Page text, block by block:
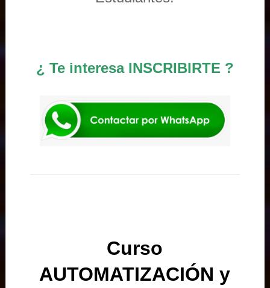
¿ Te interesa INSCRIBIRTE ?
Curso
AUTOMATIZACIÓN y